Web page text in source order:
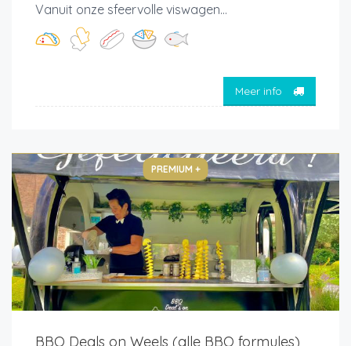
Vanuit onze sfeervolle viswagen...
Meer info
PREMIUM +
BBQ Deals on Weels (alle BBQ formules)